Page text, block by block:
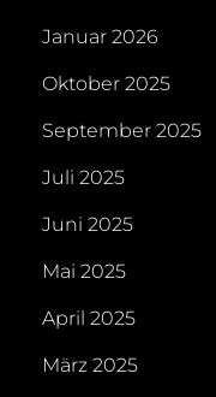
Januar 2026
Oktober 2025
September 2025
Juli 2025
Juni 2025
Mai 2025
April 2025
März 2025